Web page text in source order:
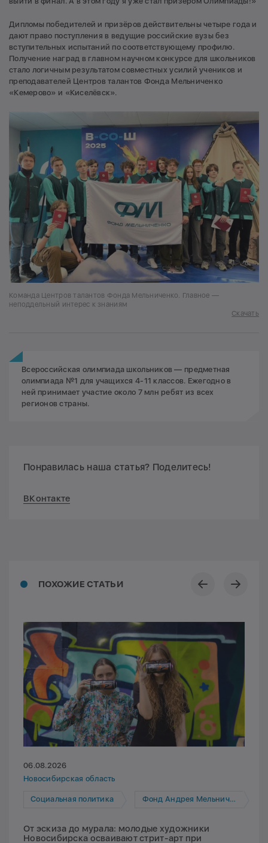
Дипломы победителей и призёров действительны четыре года и
дают право поступления в ведущие российские вузы без
вступительных испытаний по соответствующему профилю.
Получение наград в главном научном конкурсе для школьников
стало логичным результатом совместных усилий учеников и
преподавателей Центров талантов Фонда Мельниченко
«Кемерово» и «Киселёвск».
Команда Центров талантов Фонда Мельниченко. Главное —
неподдельный интерес к знаниям
Скачать
Всероссийская олимпиада школьников — предметная
олимпиада №1 для учащихся 4-11 классов. Ежегодно в
ней принимает участие около 7 млн ребят из всех
регионов страны.
Понравилась наша статья? Поделитесь!
ВКонтакте
ПОХОЖИЕ СТАТЬИ
06.08.2026
Новосибирская область
Социальная политика Фонд Андрея Мельниченко
От эскиза до мурала: молодые художники
Новосибирска осваивают стрит-арт при